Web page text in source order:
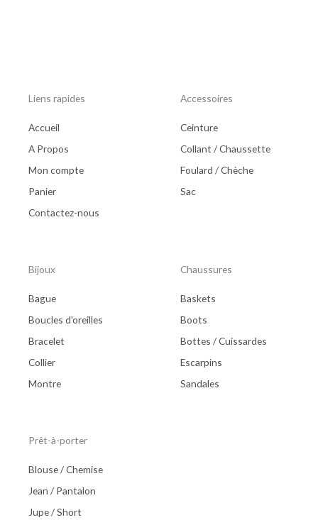
Liens rapides
Accueil
A Propos
Mon compte
Panier
Contactez-nous
Accessoires
Ceinture
Collant / Chaussette
Foulard / Chèche
Sac
Bijoux
Bague
Boucles d'oreilles
Bracelet
Collier
Montre
Chaussures
Baskets
Boots
Bottes / Cuissardes
Escarpins
Sandales
Prêt-à-porter
Blouse / Chemise
Jean / Pantalon
Jupe / Short